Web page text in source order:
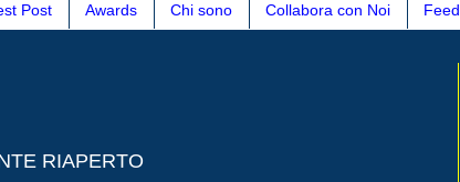
Post Awards Chi sono Collabora con Noi Feed
RIAPERTO